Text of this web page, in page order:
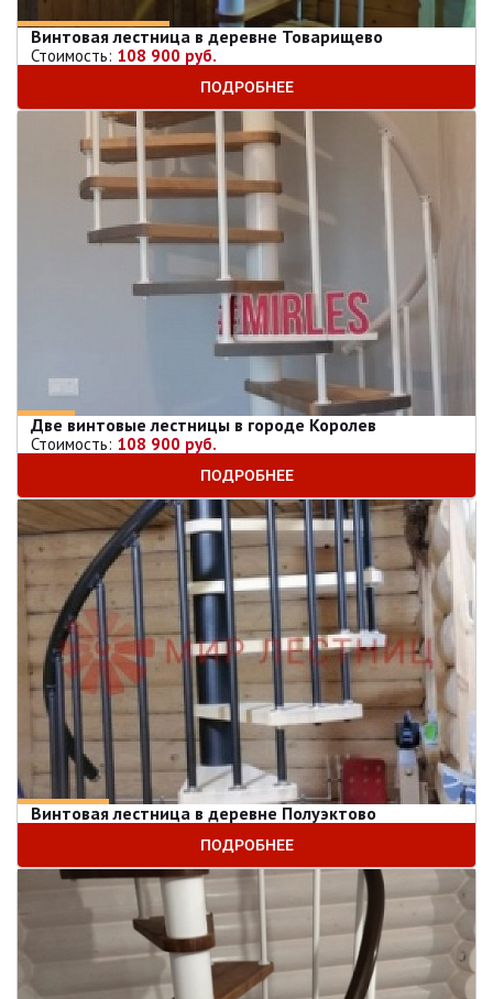
Винтовая лестница в деревне Товарищево
Стоимость: 108 900 руб.
ПОДРОБНЕЕ
Две винтовые лестницы в городе Королев
Стоимость: 108 900 руб.
ПОДРОБНЕЕ
Винтовая лестница в деревне Полуэктово
ПОДРОБНЕЕ